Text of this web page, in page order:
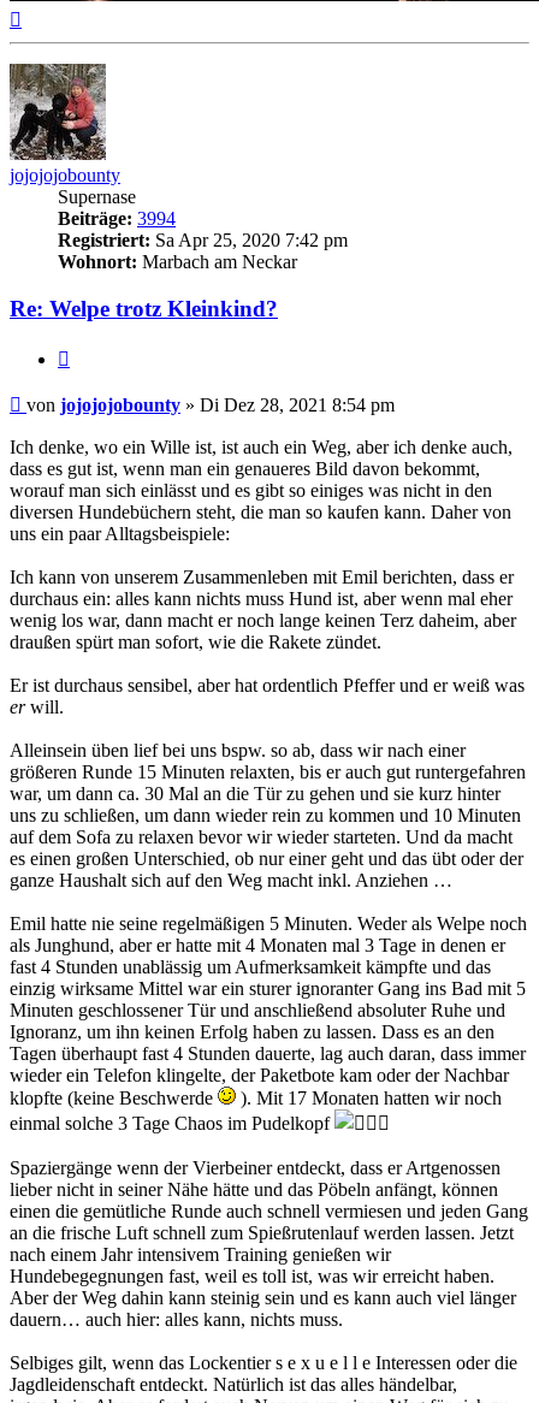
jojojojobounty
Supernase
Beiträge: 3994
Registriert: Sa Apr 25, 2020 7:42 pm
Wohnort: Marbach am Neckar
Re: Welpe trotz Kleinkind?
Beitrag
von jojojojobounty » Di Dez 28, 2021 8:54 pm
Ich denke, wo ein Wille ist, ist auch ein Weg, aber ich denke auch,
dass es gut ist, wenn man ein genaueres Bild davon bekommt,
worauf man sich einlässt und es gibt so einiges was nicht in den
diversen Hundebüchern steht, die man so kaufen kann. Daher von
uns ein paar Alltagsbeispiele:
Ich kann von unserem Zusammenleben mit Emil berichten, dass er
durchaus ein: alles kann nichts muss Hund ist, aber wenn mal eher
wenig los war, dann macht er noch lange keinen Terz daheim, aber
draußen spürt man sofort, wie die Rakete zündet.
Er ist durchaus sensibel, aber hat ordentlich Pfeffer und er weiß was
erwill.
Alleinsein üben lief bei uns bspw. so ab, dass wir nach einer
größeren Runde 15 Minuten relaxten, bis er auch gut runtergefahren
war, um dann ca. 30 Mal an die Tür zu gehen und sie kurz hinter
uns zu schließen, um dann wieder rein zu kommen und 10 Minuten
auf dem Sofa zu relaxen bevor wir wieder starteten. Und da macht
es einen großen Unterschied, ob nur einer geht und das übt oder der
ganze Haushalt sich auf den Weg macht inkl. Anziehen …
Emil hatte nie seine regelmäßigen 5 Minuten. Weder als Welpe noch
als Junghund, aber er hatte mit 4 Monaten mal 3 Tage in denen er
fast 4 Stunden unablässig um Aufmerksamkeit kämpfte und das
einzig wirksame Mittel war ein sturer ignoranter Gang ins Bad mit 5
Minuten geschlossener Tür und anschließend absoluter Ruhe und
Ignoranz, um ihn keinen Erfolg haben zu lassen. Dass es an den
Tagen überhaupt fast 4 Stunden dauerte, lag auch daran, dass immer
wieder ein Telefon klingelte, der Paketbote kam oder der Nachbar
klopfte (keine Beschwerde
). Mit 17 Monaten hatten wir noch
einmal solche 3 Tage Chaos im Pudelkopf
Spaziergänge wenn der Vierbeiner entdeckt, dass er Artgenossen
lieber nicht in seiner Nähe hätte und das Pöbeln anfängt, können
einen die gemütliche Runde auch schnell vermiesen und jeden Gang
an die frische Luft schnell zum Spießrutenlauf werden lassen. Jetzt
nach einem Jahr intensivem Training genießen wir
Hundebegegnungen fast, weil es toll ist, was wir erreicht haben.
Aber der Weg dahin kann steinig sein und es kann auch viel länger
dauern… auch hier: alles kann, nichts muss.
Selbiges gilt, wenn das Lockentier s e x u e l l e Interessen oder die
Jagdleidenschaft entdeckt. Natürlich ist das alles händelbar,